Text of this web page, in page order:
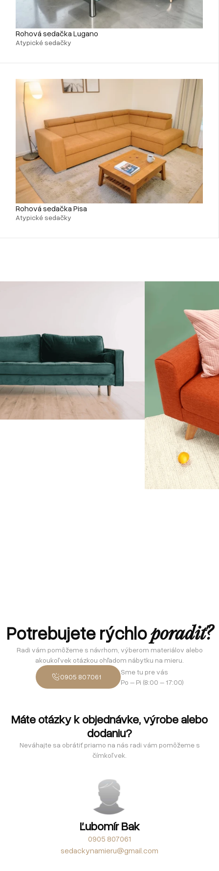
Rohová sedačka Lugano
Atypické sedačky
Rohová sedačka Pisa
Atypické sedačky
Potrebujete rýchloporadiť?
Radi vám pomôžeme s návrhom, výberom materiálov alebo
akoukoľvek otázkou ohľadom nábytku na mieru.
0905 807061
Sme tu pre vás
Po – Pi (8:00 – 17:00)
Máte otázky k objednávke, výrobe alebo
dodaniu?
Neváhajte sa obrátiť priamo na nás radi vám pomôžeme s
čímkoľvek.
Ľubomír Bak
0905 807061
sedackynamieru@gmail.com